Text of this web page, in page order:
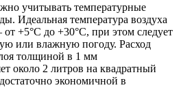
учитывать температурные
Идеальная температура воздуха
+5°C до +30°C, при этом следует
или влажную погоду. Расход
толщиной в 1 мм
около 2 литров на квадратный
экономичной в